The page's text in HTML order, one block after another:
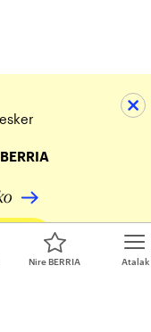
Atalak
Nire BERRIA